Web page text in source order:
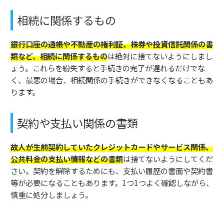
相続に関係するもの
銀行口座の通帳や不動産の権利証、株券や投資信託関係の書
類など、相続に関係するものは絶対に捨てないようにしまし
ょう。これらを紛失すると手続きの完了が遅れるだけでな
く、最悪の場合、相続関係の手続きができなくなることもあ
ります。
契約や支払い関係の書類
故人が生前契約していたクレジットカードやサービス関係、
公共料金の支払い情報などの書類は捨てないようにしてくだ
さい。契約を解除するためにも、支払い履歴の書面や契約書
等が必要になることもあります。1つ1つよく確認しながら、
慎重に処分しましょう。